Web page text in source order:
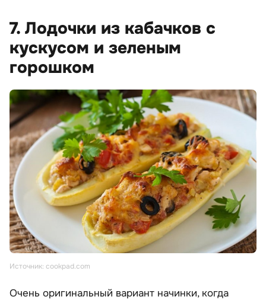
7. Лодочки из кабачков с
кускусом и зеленым
горошком
Источник: cookpad.com
Очень оригинальный вариант начинки, когда